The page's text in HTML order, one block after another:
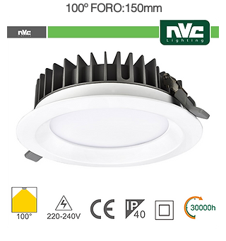
100º FORO:150mm